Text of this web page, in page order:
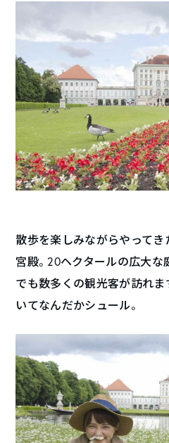
散歩を楽しみながらやってき
宮殿。20ヘクタールの広大な
でも数多くの観光客が訪れま
いてなんだかシュール。